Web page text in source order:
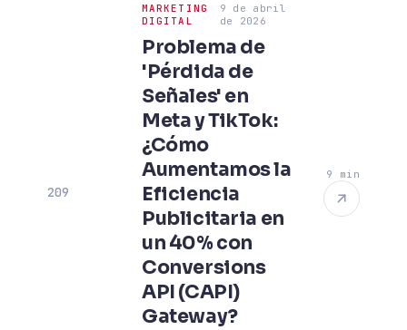
sector aburrido,
alcance a los
tomadores de
decisiones
profesionales con las
tendencias de 2026 y
aumente sus ventas.
209
MARKETING
DIGITAL
9 de abril
de 2026
Problema de
'Pérdida de
Señales' en
Meta y TikTok:
¿Cómo
Aumentamos la
Eficiencia
Publicitaria en
un 40% con
Conversions
API (CAPI)
Gateway?
9 min